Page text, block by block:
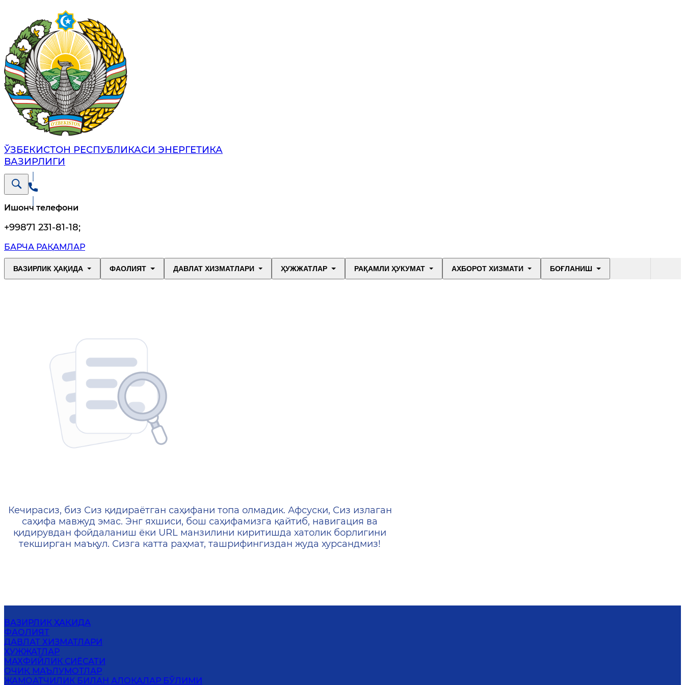
ЎЗБЕКИСТОН РЕСПУБЛИКАСИ ЭНЕРГЕТИКА
ВАЗИРЛИГИ
Ишонч телефони
+99871 231-81-18;
БАРЧА РАҚАМЛАР
ВАЗИРЛИК ҲАҚИДА ФАОЛИЯТ ДАВЛАТ ХИЗМАТЛАРИ ҲУЖЖАТЛАР РАҚАМЛИ ҲУКУМАТ АХБОРОТ ХИЗМАТИ БОҒЛАНИШ
404 — Страница не найдена
Кечирасиз, биз Сиз қидираётган саҳифани топа олмадик. Афсуски, Сиз излаган
саҳифа мавжуд эмас. Энг яхшиси, бош саҳифамизга қайтиб, навигация ва
қидирувдан фойдаланиш ёки URL манзилини киритишда хатолик борлигини
текширган маъқул. Сизга катта раҳмат, ташрифингиздан жуда хурсандмиз!
ВАЗИРЛИК ҲАҚИДА
ФАОЛИЯТ
ДАВЛАТ ХИЗМАТЛАРИ
ҲУЖЖАТЛАР
МАХФИЙЛИК СИЁСАТИ
ОЧИҚ МАЪЛУМОТЛАР
ЖАМОАТЧИЛИК БИЛАН АЛОҚАЛАР БЎЛИМИ